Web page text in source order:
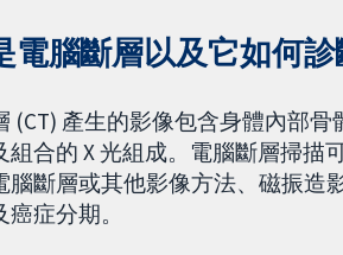
電腦斷層以及它如何診
(CT) 產生的影像包含身體內部
組合的 X 光組成。電腦斷層掃
腦斷層或其他影像方法、磁振造
症分期。